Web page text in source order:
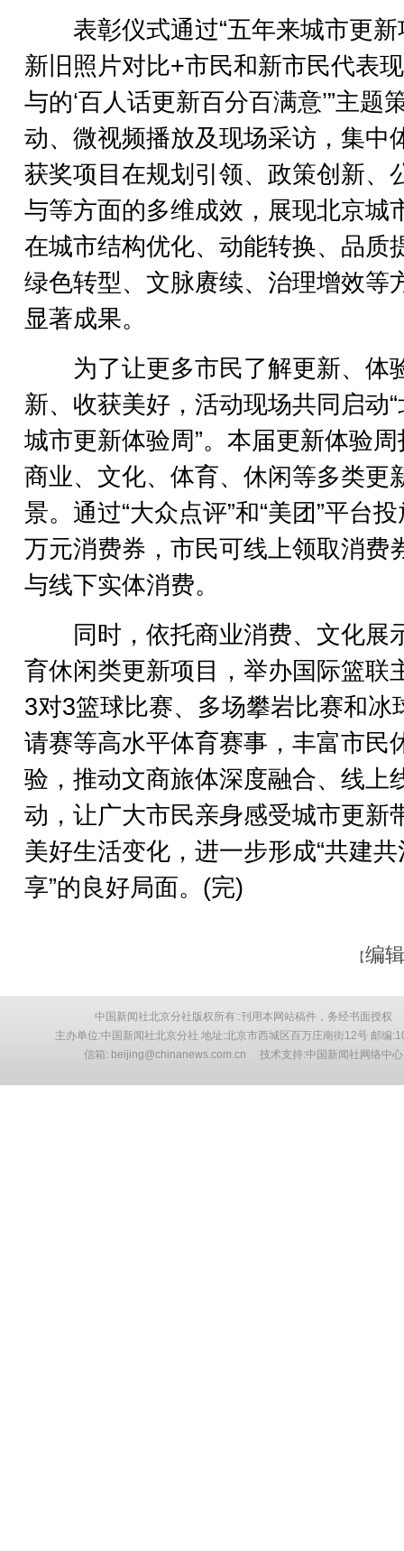
表彰仪式通过“五年来城市更新
新旧照片对比+市民和新市民代表
与的‘百人话更新百分百满意’”主题
动、微视频播放及现场采访，集中
获奖项目在规划引领、政策创新、
与等方面的多维成效，展现北京城
在城市结构优化、动能转换、品质
绿色转型、文脉赓续、治理增效等
显著成果。
为了让更多市民了解更新、体
新、收获美好，活动现场共同启动
城市更新体验周”。本届更新体验
商业、文化、体育、休闲等多类更
景。通过“大众点评”和“美团”平台
万元消费券，市民可线上领取消费
与线下实体消费。
同时，依托商业消费、文化展
育休闲类更新项目，举办国际篮联
3对3篮球比赛、多场攀岩比赛和冰
请赛等高水平体育赛事，丰富市民
验，推动文商旅体深度融合、线上
动，让广大市民亲身感受城市更新
美好生活变化，进一步形成“共建
享”的良好局面。(完)
【编
中国新闻社北京分社版权所有::刊用本网站稿件，务经书面授权
主办单位:中国新闻社北京分社 地址:北京市西城区百万庄南街12号 邮编
信箱: beijing@chinanews.com.cn 技术支持:中国新闻社网络中心